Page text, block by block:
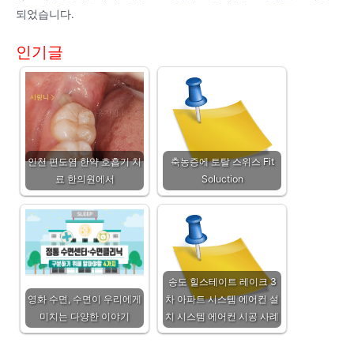
되었습니다.
인기글
인천 편도염 한약 호흡기 치
료 한의원에서
축농증에 토탈 스위스 Fit
Soluction
영화 수면, 수면이 우리에게
미치는 다양한 이야기
송도 힐스테이트 레이크 3
차 아파트 시스템 에어컨 설
치 시스템 에어컨 시공 사례